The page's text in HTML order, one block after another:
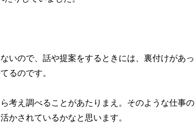
いので、話や提案をするときには、裏付けがあっ
るのです。
考え調べることがあたりまえ。そのような仕事の
かされているかなと思います。